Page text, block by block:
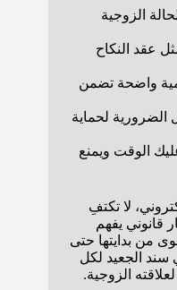
الزوجية
عقد النكاح
واضحة تضمن
الضرورية لحماية
الوقت ويمنع
لا تكتفِ
قانوني يفهم
من بدايتها حتى
سند الجعيد لكل
الزوجية.